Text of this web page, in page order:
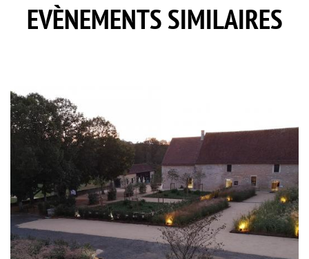
EVÈNEMENTS SIMILAIRES